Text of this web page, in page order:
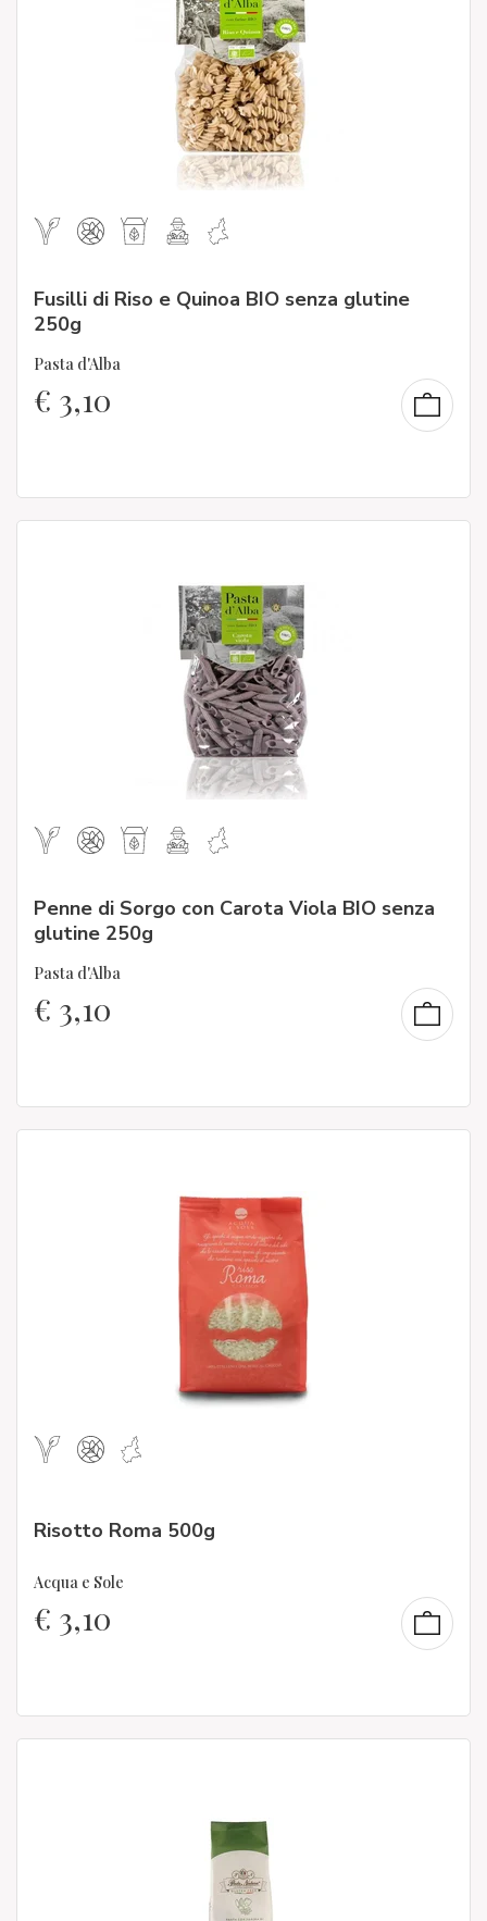
Fusilli di Riso e Quinoa BIO senza glutine
250g
Pasta d'Alba
€ 3,10
Penne di Sorgo con Carota Viola BIO senza
glutine 250g
Pasta d'Alba
€ 3,10
Risotto Roma 500g
Acqua e Sole
€ 3,10